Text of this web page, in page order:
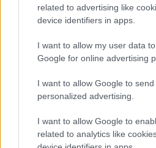
related to advertising like
device identifiers in apps.
I want to allow my user data
Google for online advertising
I want to allow Google to send
personalized advertising.
I want to allow Google to
related to analytics like
I nostri cari
I nostri cari